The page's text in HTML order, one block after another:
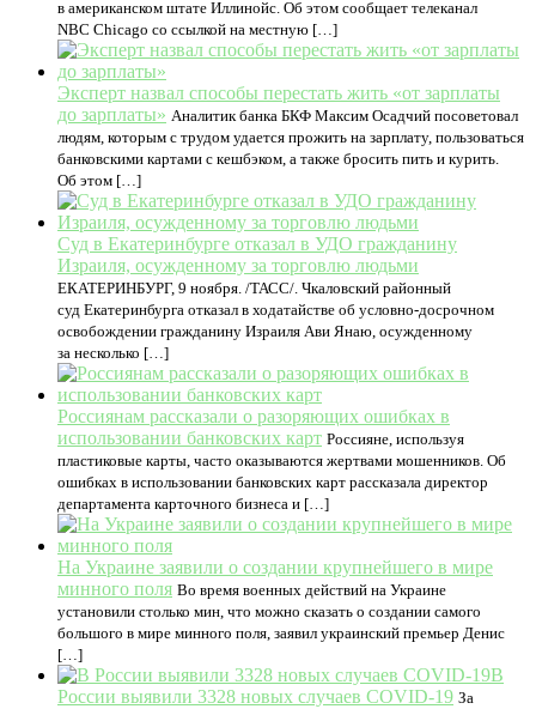
в американском штате Иллинойс. Об этом сообщает телеканал
NBC Chicago со ссылкой на местную […]
Эксперт назвал способы перестать жить «от зарплаты
до зарплаты» Аналитик банка БКФ Максим Осадчий посоветовал
людям, которым с трудом удается прожить на зарплату, пользоваться
банковскими картами с кешбэком, а также бросить пить и курить.
Об этом […]
Суд в Екатеринбурге отказал в УДО гражданину
Израиля, осужденному за торговлю людьми
ЕКАТЕРИНБУРГ, 9 ноября. /ТАСС/. Чкаловский районный
суд Екатеринбурга отказал в ходатайстве об условно-досрочном
освобождении гражданину Израиля Ави Янаю, осужденному
за несколько […]
Россиянам рассказали о разоряющих ошибках в
использовании банковских карт Россияне, используя
пластиковые карты, часто оказываются жертвами мошенников. Об
ошибках в использовании банковских карт рассказала директор
департамента карточного бизнеса и […]
На Украине заявили о создании крупнейшего в мире
минного поля Во время военных действий на Украине
установили столько мин, что можно сказать о создании самого
большого в мире минного поля, заявил украинский премьер Денис
[…]
В
России выявили 3328 новых случаев COVID-19 За